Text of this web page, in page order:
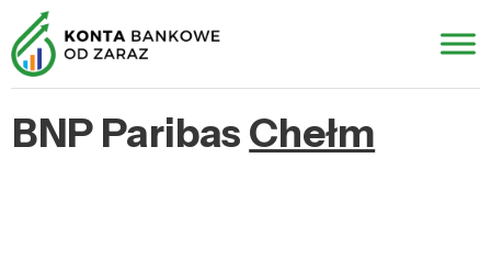
BNP Paribas Chełm